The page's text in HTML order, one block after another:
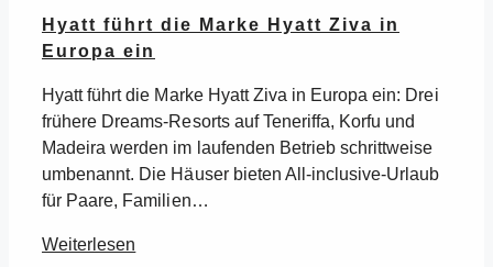
Hyatt führt die Marke Hyatt Ziva in
Europa ein
Hyatt führt die Marke Hyatt Ziva in Europa ein: Drei
frühere Dreams-Resorts auf Teneriffa, Korfu und
Madeira werden im laufenden Betrieb schrittweise
umbenannt. Die Häuser bieten All-inclusive-Urlaub
für Paare, Familien…
Weiterlesen